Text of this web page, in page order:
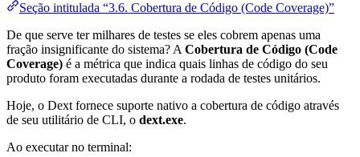
Seção intitulada “3.6. Cobertura de Código (Code Coverage)”
De que serve ter milhares de testes se eles cobrem apenas uma
fração insignificante do sistema? A Cobertura de Código (Code
Coverage) é a métrica que indica quais linhas de código do seu
produto foram executadas durante a rodada de testes unitários.
Hoje, o Dext fornece suporte nativo a cobertura de código através
de seu utilitário de CLI, o dext.exe.
Ao executar no terminal: